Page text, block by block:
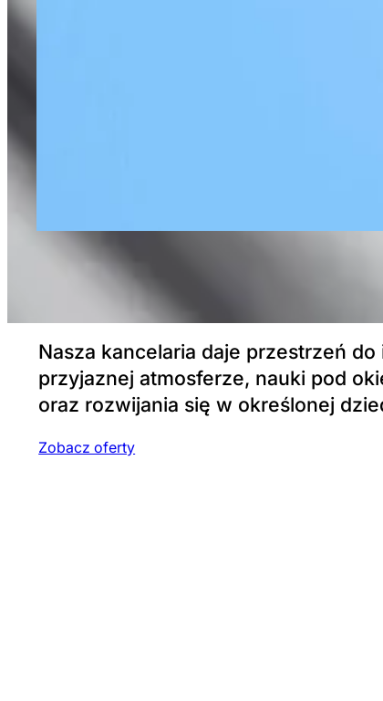
Nasza kancelaria daje przestrzeń
przyjaznej atmosferze, nauki pod
oraz rozwijania się w określonej
Zobacz oferty